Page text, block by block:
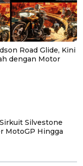
Road Glide, Kini
dengan Motor
Silvestone
MotoGP Hingga